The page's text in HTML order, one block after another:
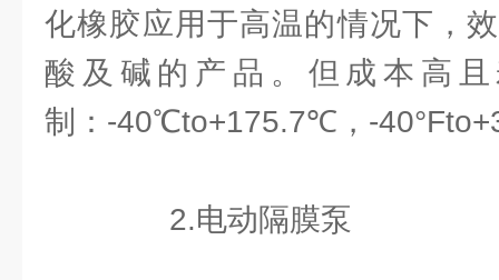
化橡胶应用于高温的情况下，
酸及碱的产品。但成本高
制：-40℃to+175.7℃，-
2.电动隔膜泵